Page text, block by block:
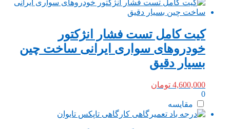
کیت کامل تست فشار انژکتور
خودروهای سواری ایرانی ساخت چین
بسیار دقیق
4,600,000 تومان
0
مقایسه